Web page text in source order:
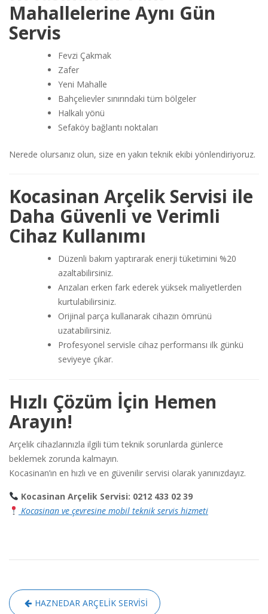
Mahallelerine Aynı Gün
Servis
Fevzi Çakmak
Zafer
Yeni Mahalle
Bahçelievler sınırındaki tüm bölgeler
Halkalı yönü
Sefaköy bağlantı noktaları
Nerede olursanız olun, size en yakın teknik ekibi yönlendiriyoruz.
Kocasinan Arçelik Servisi ile
Daha Güvenli ve Verimli
Cihaz Kullanımı
Düzenli bakım yaptırarak enerji tüketimini %20
azaltabilirsiniz.
Arızaları erken fark ederek yüksek maliyetlerden
kurtulabilirsiniz.
Orijinal parça kullanarak cihazın ömrünü
uzatabilirsiniz.
Profesyonel servisle cihaz performansı ilk günkü
seviyeye çıkar.
Hızlı Çözüm İçin Hemen
Arayın!
Arçelik cihazlarınızla ilgili tüm teknik sorunlarda günlerce
beklemek zorunda kalmayın.
Kocasinan’ın en hızlı ve en güvenilir servisi olarak yanınızdayız.
Kocasinan Arçelik Servisi: 0212 433 02 39
Kocasinan ve çevresine mobil teknik servis hizmeti
YazıHAZNEDAR ARÇELİK SERVİSİ